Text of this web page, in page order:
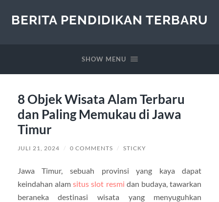
BERITA PENDIDIKAN TERBARU
SHOW MENU
8 Objek Wisata Alam Terbaru
dan Paling Memukau di Jawa
Timur
JULI 21, 2024 / 0 COMMENTS / STICKY
Jawa Timur, sebuah provinsi yang kaya dapat
keindahan alamsitus slot resmi dan budaya, tawarkan
beraneka destinasi wisata yang menyuguhkan